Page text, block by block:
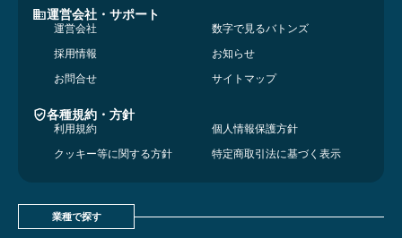
運営会社・サポート
運営会社
数字で見るバトンズ
採用情報
お知らせ
お問合せ
サイトマップ
各種規約・方針
利用規約
個人情報保護方針
クッキー等に関する方針
特定商取引法に基づく表示
業種で探す